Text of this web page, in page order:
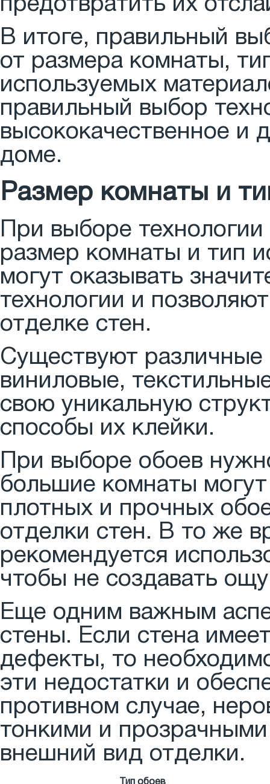
предотвратить их
В итоге, правильный
от размера комнаты,
используемых
правильный выбор
высококачественное и
доме.
Размер комнаты и
При выборе
размер комнаты и тип
могут оказывать
технологии и
отделке стен.
Существуют
виниловые,
свою уникальную
способы их клейки.
При выборе обоев
большие комнаты
плотных и прочных
отделки стен. В то же
рекомендуется
чтобы не создавать
Еще одним важным
стены. Если стена
дефекты, то
эти недостатки и
противном случае,
тонкими и
внешний вид отделки.
Тип обоев